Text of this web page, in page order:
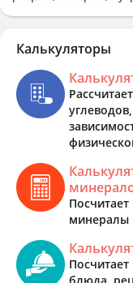
Калькуляторы
минералы